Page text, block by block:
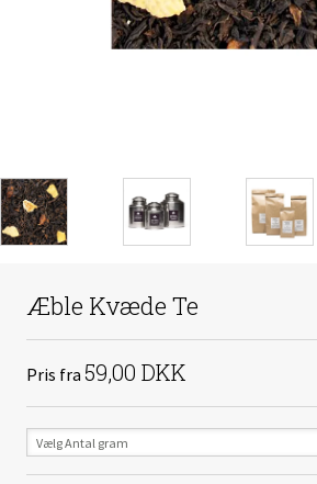
Æble Kvæde Te
Pris fra 59,00 DKK
Vælg Antal gram